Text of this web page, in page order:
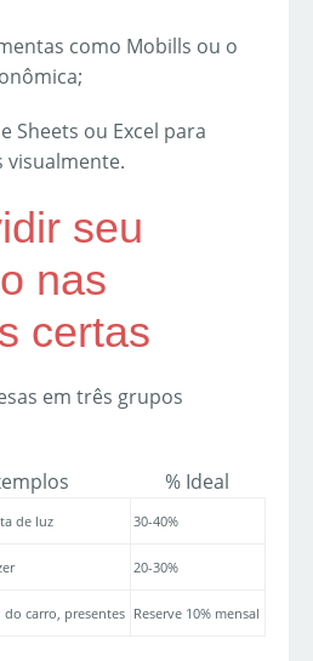
como Mobills ou o
Sheets ou Excel para
visualmente.
seu
nas
certas
em três grupos
% Ideal
de luz 30-40%
20-30%
carro, presentes Reserve 10% mensal